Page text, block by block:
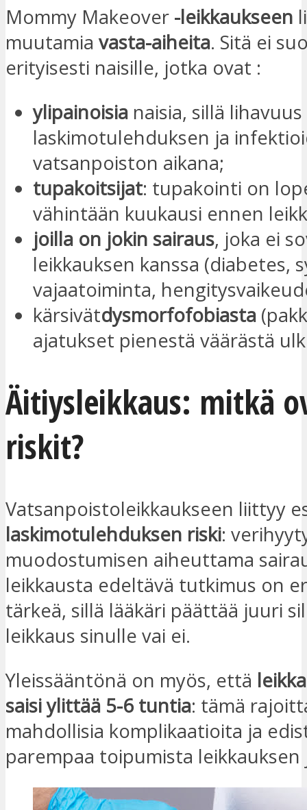
Mommy Makeover -leikkaukseen
muutamia vasta-aiheita. Sitä ei
erityisesti naisille, jotka ovat :
ylipainoisia naisia, sillä lihavuus
laskimotulehduksen ja
vatsanpoiston aikana;
tupakoitsijat: tupakointi on
vähintään kuukausi ennen
joilla on jokin sairaus, joka ei
leikkauksen kanssa (diabetes,
vajaatoiminta,
kärsivätdysmorfofobiasta
ajatukset pienestä väärästä
Äitiysleikkaus: mitkä
riskit?
Vatsanpoistoleikkaukseen liittyy
laskimotulehduksen riski:
muodostumisen aiheuttama
leikkausta edeltävä tutkimus on
tärkeä, sillä lääkäri päättää juuri
leikkaus sinulle vai ei.
Yleissääntönä on myös, että
saisi ylittää 5-6 tuntia: tämä
mahdollisia komplikaatioita ja
parempaa toipumista leikkauksen